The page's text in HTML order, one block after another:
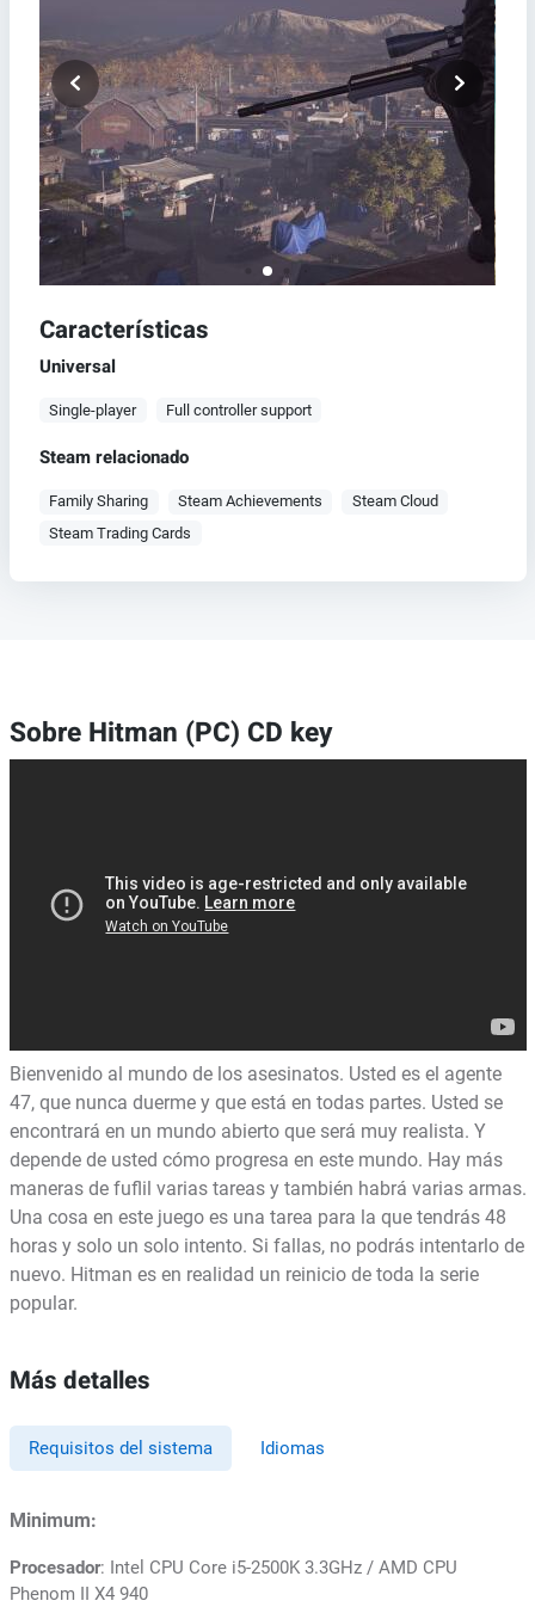
Características
Universal
Single-player Full controller support
Steam relacionado
Family Sharing Steam Achievements
Steam Cloud
Steam Trading Cards
Sobre Hitman (PC) CD key
Bienvenido al mundo de los asesinatos. Usted es el agente
47, que nunca duerme y que está en todas partes. Usted se
encontrará en un mundo abierto que será muy realista. Y
depende de usted cómo progresa en este mundo. Hay más
maneras de fuflil varias tareas y también habrá varias armas.
Una cosa en este juego es una tarea para la que tendrás 48
horas y solo un solo intento. Si fallas, no podrás intentarlo de
nuevo. Hitman es en realidad un reinicio de toda la serie
popular.
Más detalles
Requisitos del sistema Idiomas
Minimum:
Procesador: Intel CPU Core i5-2500K 3.3GHz / AMD CPU
Phenom II X4 940